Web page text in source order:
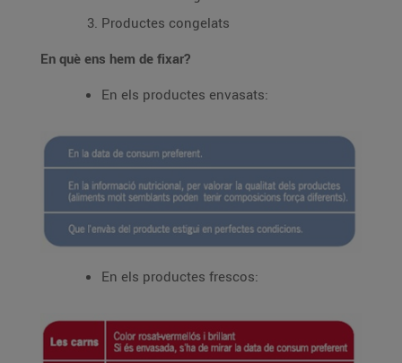
Productes congelats
En què ens hem de fixar?
En els productes envasats:
En els productes frescos: